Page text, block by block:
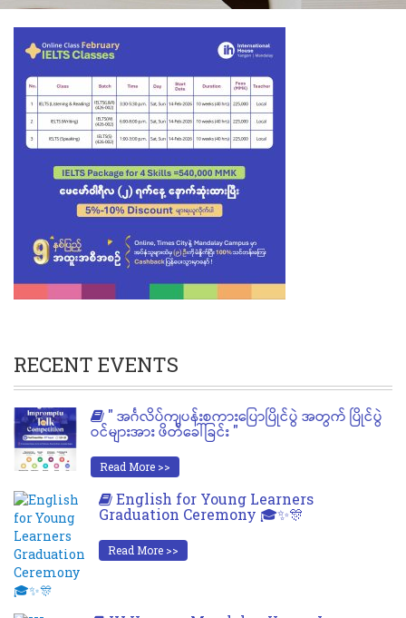
RECENT EVENTS
" အင်္ဂလိပ်ကျပန်းစကားပြောပြိုင်ပွဲ အတွက် ပြိုင်ပွဲ
ဝင်များအား ဖိတ်ခေါ်ခြင်း "
Read More >>
English for Young Learners
Graduation Ceremony 🎓✨🎊
Read More >>